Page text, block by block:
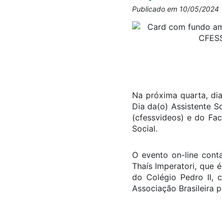
Publicado em 10/05/2024
Na próxima quarta,
Dia da(o) Assistente
(cfessvideos) e do
Social.
O evento on-line
Thaís Imperatori, que
do Colégio Pedro II,
Associação Brasileira